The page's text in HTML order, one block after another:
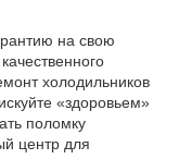
на свою
холодильников
«здоровьем»
поломку
центр для